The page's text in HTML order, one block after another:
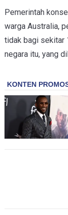
Pemerintah
warga Australia,
tidak bagi sekitar
negara itu, yang